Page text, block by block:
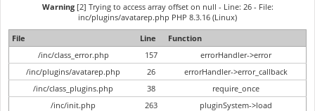
Warning[2] Trying to access array offset on null - Line: 26 - File:
inc/plugins/avatarep.php PHP 8.3.16 (Linux)
File
Line
Function
/inc/class_error.php
157
errorHandler->error
/inc/plugins/avatarep.php
26
errorHandler->error_callback
/inc/class_plugins.php
38
require_once
/inc/init.php
263
pluginSystem->load